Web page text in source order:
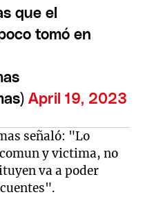
que el
tomó en
April 19, 2023
señaló: "Lo
y victima, no
va a poder